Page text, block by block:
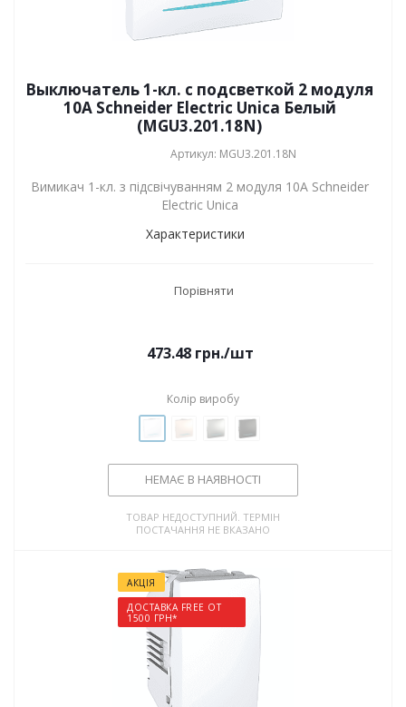
Выключатель 1-кл. с подсветкой 2 модуля
10А Schneider Electric Unica Белый
(MGU3.201.18N)
Артикул: MGU3.201.18N
Вимикач 1-кл. з підсвічуванням 2 модуля 10А Schneider
Electric Unica
Характеристики
Порівняти
473.48грн./шт
Колір виробу
НЕМАЄ В НАЯВНОСТІ
ТОВАР НЕДОСТУПНИЙ. ТЕРМІН
ПОСТАЧАННЯ НЕ ВКАЗАНО
АКЦІЯ
ДОСТАВКА FREE ОТ
1500 ГРН*